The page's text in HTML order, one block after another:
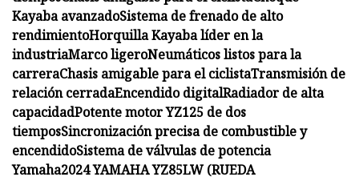
Kayaba avanzadoSistema de frenado de alto
rendimientoHorquilla Kayaba líder en la
industriaMarco ligeroNeumáticos listos para la
carreraChasis amigable para el ciclistaTransmisión de
relación cerradaEncendido digitalRadiador de alta
capacidadPotente motor YZ125 de dos
tiemposSincronización precisa de combustible y
encendidoSistema de válvulas de potencia
Yamaha2024 YAMAHA YZ85LW (RUEDA